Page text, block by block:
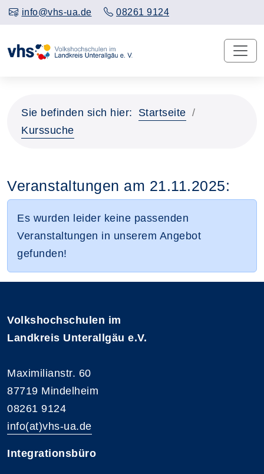
info@vhs-ua.de 08261 9124
Sie befinden sich hier:
Startseite
Kurssuche
Veranstaltungen am 21.11.2025:
Es wurden leider keine passenden
Veranstaltungen in unserem Angebot
gefunden!
Volkshochschulen im
Landkreis Unterallgäu e.V.
Maximilianstr. 60
87719 Mindelheim
08261 9124
info(at)vhs-ua.de
Integrationsbüro